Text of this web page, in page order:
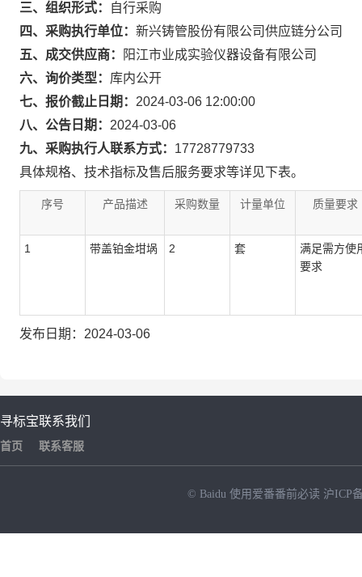
三、组织形式：
自行采购
四、采购执行单位： 新兴铸管股份有限公司供应链分公司
五、成交供应商：
阳江市业成实验仪器设备有限公司
六、询价类型： 库内公开
七、报价截止日期： 2024-03-06 12:00:00
八、公告日期： 2024-03-06
九、采购执行人联系方式： 17728779733
具体规格、技术指标及售后服务要求等详见下表。
序号 产品描述 采购数量 计量单位 质量要求
1 带盖铂金坩埚 2 套
满足需方使
要求
发布日期：2024-03-06
寻标宝
首页
联系我们
联系客服
© Baidu 使用爱番番前必读 沪ICP